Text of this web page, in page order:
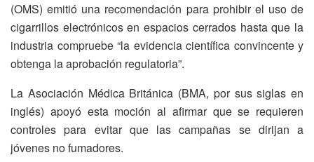
(OMS) emitió una recomendación para prohibir el uso de
cigarrillos electrónicos en espacios cerrados hasta que la
industria compruebe “la evidencia científica convincente y
obtenga la aprobación regulatoria”.
La Asociación Médica Británica (BMA, por sus siglas en
inglés) apoyó esta moción al afirmar que se requieren
controles para evitar que las campañas se dirijan a
jóvenes no fumadores.